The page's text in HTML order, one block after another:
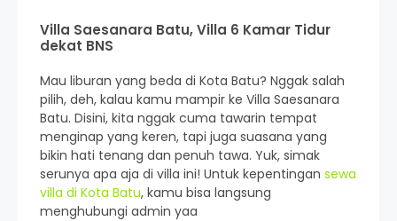
Villa Saesanara Batu, Villa 6 Kamar Tidur
dekat BNS
Mau liburan yang beda di Kota Batu? Nggak salah
pilih, deh, kalau kamu mampir ke Villa Saesanara
Batu. Disini, kita nggak cuma tawarin tempat
menginap yang keren, tapi juga suasana yang
bikin hati tenang dan penuh tawa. Yuk, simak
serunya apa aja di villa ini! Untuk kepentingan sewa
villa di Kota Batu, kamu bisa langsung
menghubungi admin yaa